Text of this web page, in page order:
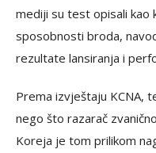
mediji su test opisali kao
sposobnosti broda,
rezultate lansiranja i
Prema izvještaju KCNA,
nego što razarač
Koreja je tom prilikom